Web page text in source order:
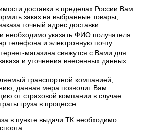
доставки в пределах России Вам
заказ на выбранные товары,
точный адрес доставки.
указать ФИО получателя
телефона и электронную почту
магазина свяжутся с Вами для
и уточнения внесенных данных.
транспортной компанией,
данная мера позволит Вам
от страховой компании в случае
груза в процессе
в пункте выдачи ТК необходимо